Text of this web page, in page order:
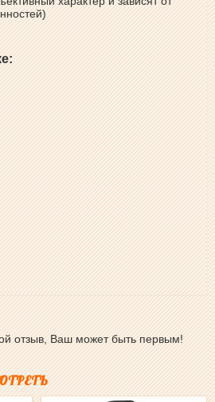
отзыв, Ваш может быть первым!